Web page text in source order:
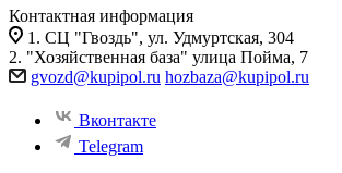
Контактная информация
1. СЦ "Гвоздь", ул. Удмуртская, 304
2. "Хозяйственная база" улица Пойма, 7
gvozd@kupipol.ru hozbaza@kupipol.ru
Вконтакте
Telegram